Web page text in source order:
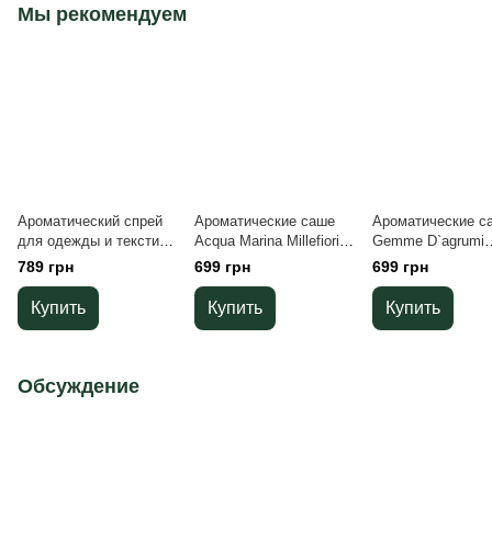
Мы рекомендуем
Ароматический спрей
для одежды и текстиля
Luce Di Gardenia
Millefiori Milano 200 мл
789 грн
Купить
Ароматические саше
Acqua Marina Millefiori
Milano (3 шт)
699 грн
Купить
Ароматические
Gemme D`agrumi
Millefiori Milano (3
699 грн
Купить
Обсуждение